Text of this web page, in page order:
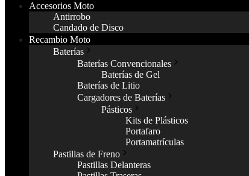
Accesorios Moto
Antirrobo
Candado de Disco
Recambio Moto
Baterías
Baterías Convencionales
Baterías de Gel
Baterías de Litio
Cargadores de Baterías
Pásticos
Kits de Plásticos
Portafaro
Portamatrículas
Pastillas de Freno
Pastillas Delanteras